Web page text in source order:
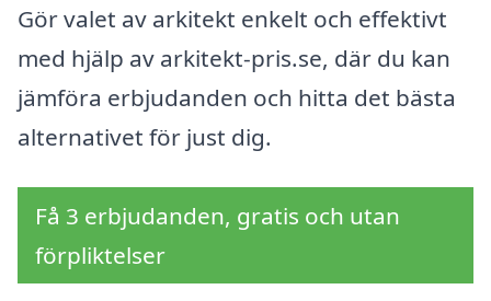
Gör valet av arkitekt enkelt och effektivt
med hjälp av arkitekt-pris.se, där du kan
jämföra erbjudanden och hitta det bästa
alternativet för just dig.
Få 3 erbjudanden, gratis och utan
förpliktelser